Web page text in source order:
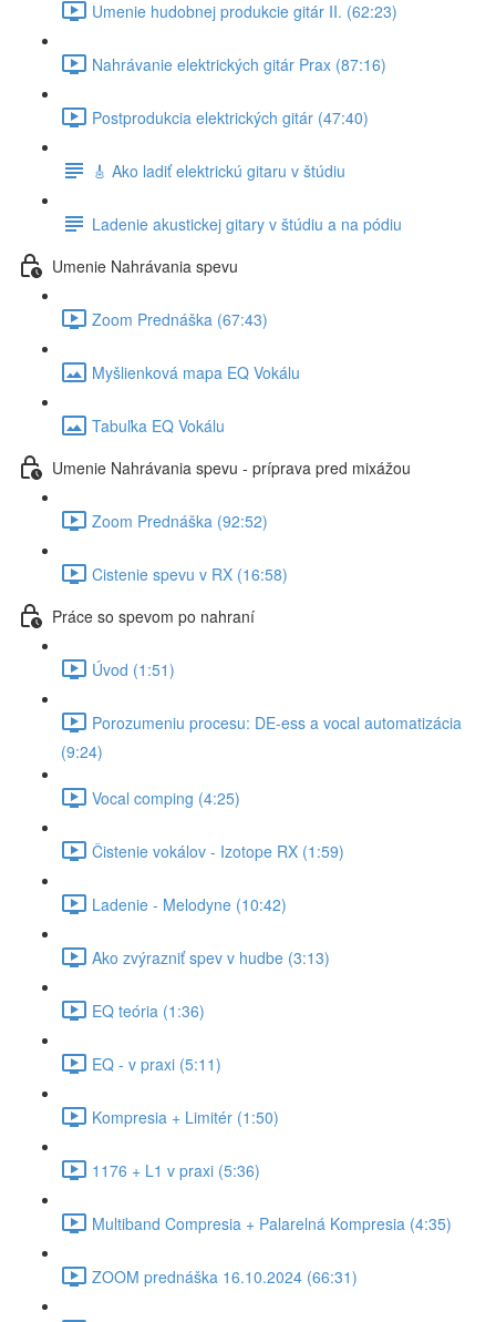
Umenie hudobnej produkcie gitár II. (62:23)
Nahrávanie elektrických gitár Prax (87:16)
Postprodukcia elektrických gitár (47:40)
🎸 Ako ladiť elektrickú gitaru v štúdiu
Ladenie akustickej gitary v štúdiu a na pódiu
Umenie Nahrávania spevu
Zoom Prednáška (67:43)
Myšlienková mapa EQ Vokálu
Tabuľka EQ Vokálu
Umenie Nahrávania spevu - príprava pred mixážou
Zoom Prednáška (92:52)
Cistenie spevu v RX (16:58)
Práce so spevom po nahraní
Úvod (1:51)
Porozumeniu procesu: DE-ess a vocal automatizácia
(9:24)
Vocal comping (4:25)
Čistenie vokálov - Izotope RX (1:59)
Ladenie - Melodyne (10:42)
Ako zvýrazniť spev v hudbe (3:13)
EQ teória (1:36)
EQ - v praxi (5:11)
Kompresia + Limitér (1:50)
1176 + L1 v praxi (5:36)
Multiband Compresia + Palarelná Kompresia (4:35)
ZOOM prednáška 16.10.2024 (66:31)